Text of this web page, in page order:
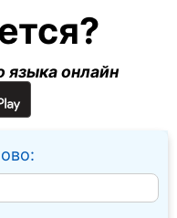
языка онлайн